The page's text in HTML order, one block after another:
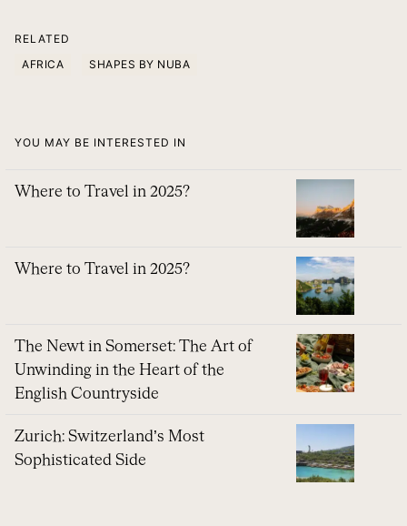
RELATED
AFRICA
SHAPES BY NUBA
YOU MAY BE INTERESTED IN
Where to Travel in 2025?
Where to Travel in 2025?
The Newt in Somerset: The Art of
Unwinding in the Heart of the
English Countryside
Zurich: Switzerland’s Most
Sophisticated Side